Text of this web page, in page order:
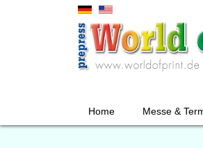
Home Messe &